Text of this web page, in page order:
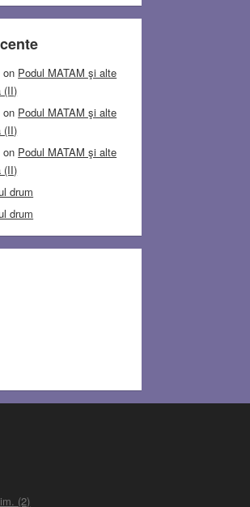
on Podul MATAM şi alte
(II)
on Podul MATAM şi alte
(II)
on Podul MATAM şi alte
(II)
drum
drum
(2)